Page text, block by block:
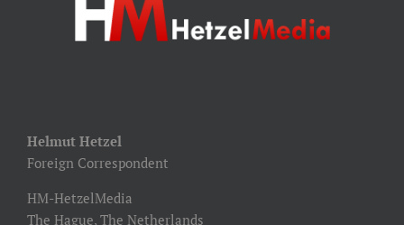
Helmut Hetzel
Foreign Correspondent
HM-HetzelMedia
The Hague, The Netherlands